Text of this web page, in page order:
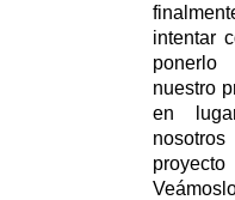
intentar
nuestro
en